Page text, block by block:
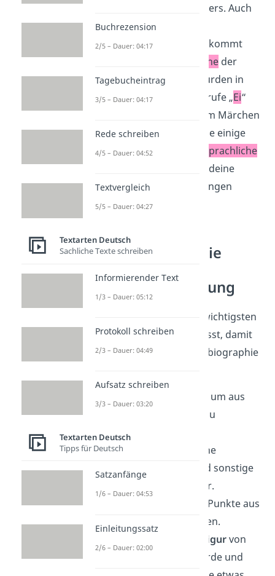
Geschichte des Charakters. Auch
eineSchwäche
Rotkäppchens
, kommt
Spracheder
Figur nachzuahmen, wurden in
diesem Beispiel die Ausrufe „Ei“
“ verwendet. Im Märchen
benutzt Rotkäppchen sie einige
Male. Das ist also eine
sprachliche
, die du in deine
Rollenbiographie einbringen
kannst.
Rollenbiographie
schreiben –
Zusammenfassung
Hier sind nochmal die wichtigsten
Punkte zusammengefasst, damit
dir eine perfekte Rollenbiographie
, um aus
der Sicht der Figur zu
schreiben.
Achte auf sprachliche
Besonderheiten und sonstige
Eigenarten der Figur.
Du musst nicht alle Punkte aus
dem Leitfaden nutzen.
Figurvon
sich preisgeben würde und
Buchrezension
2/5 – Dauer: 04:17
Tagebucheintrag
3/5 – Dauer: 04:17
Rede schreiben
4/5 – Dauer: 04:52
Textvergleich
5/5 – Dauer: 04:27
Textarten Deutsch
Sachliche Texte schreiben
Informierender Text
1/3 – Dauer: 05:12
Protokoll schreiben
2/3 – Dauer: 04:49
Aufsatz schreiben
3/3 – Dauer: 03:20
Textarten Deutsch
Tipps für Deutsch
Satzanfänge
1/6 – Dauer: 04:53
Einleitungssatz
2/6 – Dauer: 02:00